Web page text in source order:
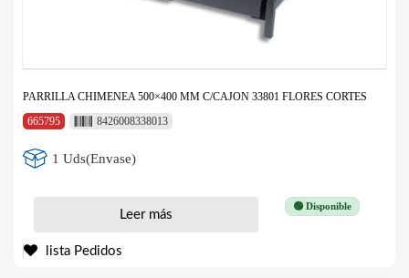
PARRILLA CHIMENEA 500×400 MM C/CAJON 33801 FLORES CORTES
665795
8426008338013
1 Uds(Envase)
🟢 Disponible
Leer más
lista Pedidos